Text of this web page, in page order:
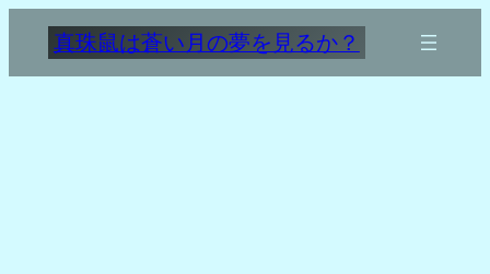
を
真珠鼠は蒼い月の夢を見るか？